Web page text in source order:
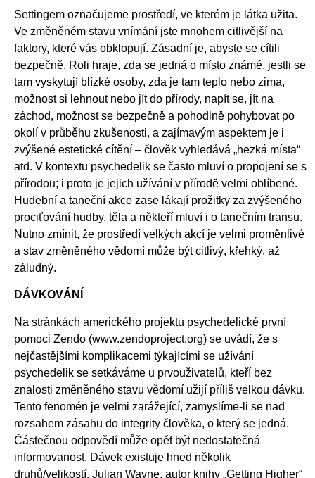
Settingem označujeme prostředí, ve kterém je látka užita.
Ve změněném stavu vnímání jste mnohem citlivější na
faktory, které vás obklopují. Zásadní je, abyste se cítili
bezpečně. Roli hraje, zda se jedná o místo známé, jestli se
tam vyskytují blízké osoby, zda je tam teplo nebo zima,
možnost si lehnout nebo jít do přírody, napít se, jít na
záchod, možnost se bezpečně a pohodlně pohybovat po
okolí v průběhu zkušenosti, a zajímavým aspektem je i
zvýšené estetické cítění – člověk vyhledává „hezká místa“
atd. V kontextu psychedelik se často mluví o propojení se s
přírodou; i proto je jejich užívání v přírodě velmi oblíbené.
Hudební a taneční akce zase lákají prožitky za zvýšeného
prociťování hudby, těla a někteří mluví i o tanečním transu.
Nutno zmínit, že prostředí velkých akcí je velmi proměnlivé
a stav změněného vědomí může být citlivý, křehký, až
záludný.
DÁVKOVÁNÍ
Na stránkách amerického projektu psychedelické první
pomoci Zendo (www.zendoproject.org) se uvádí, že s
nejčastějšími komplikacemi týkajícími se užívání
psychedelik se setkáváme u prvouživatelů, kteří bez
znalosti změněného stavu vědomí užijí příliš velkou dávku.
Tento fenomén je velmi zarážející, zamyslíme-li se nad
rozsahem zásahu do integrity člověka, o který se jedná.
Částečnou odpovědí může opět být nedostatečná
informovanost. Dávek existuje hned několik
druhů/velikostí. Julian Wayne, autor knihy „Getting Higher“